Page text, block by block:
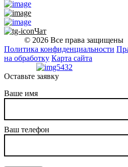
Чат
© 2026 Все права защищены
Политика конфиденциальности
на обработку Карта сайта
Оставьте заявку
Ваше имя
Ваш телефон